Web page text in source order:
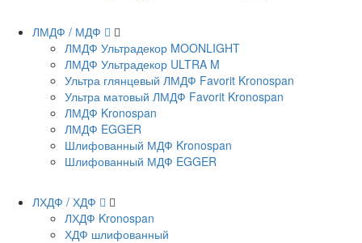
ЛМДФ / МДФ
ЛМДФ Ультрадекор MOONLIGHT
ЛМДФ Ультрадекор ULTRA M
Ультра глянцевый ЛМДФ Favorit Kronospan
Ультра матовый ЛМДФ Favorit Kronospan
ЛМДФ Kronospan
ЛМДФ EGGER
Шлифованный МДФ Kronospan
Шлифованный МДФ EGGER
ЛХДФ / ХДФ
ЛХДФ Kronospan
ХДФ шлифованный